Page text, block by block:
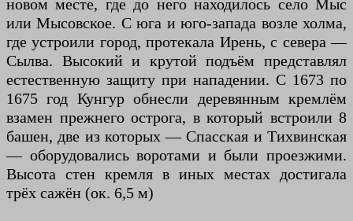
новом месте, где до него находилось село Мыс
или Мысовское. С юга и юго-запада возле холма,
где устроили город, протекала Ирень, с севера —
Сылва. Высокий и крутой подъём представлял
естественную защиту при нападении. С 1673 по
1675 год Кунгур обнесли деревянным кремлём
взамен прежнего острога, в который встроили 8
башен, две из которых — Спасская и Тихвинская
— оборудовались воротами и были проезжими.
Высота стен кремля в иных местах достигала
трёх сажён (ок. 6,5 м)